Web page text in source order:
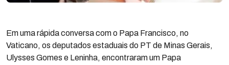
Em uma rápida conversa com o Papa Francisco, no
Vaticano, os deputados estaduais do PT de Minas Gerais,
Ulysses Gomes e Leninha, encontraram um Papa